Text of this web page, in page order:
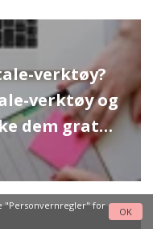
verktøy?
verktøy og
dem grat…
"Personvernregler"for
OK